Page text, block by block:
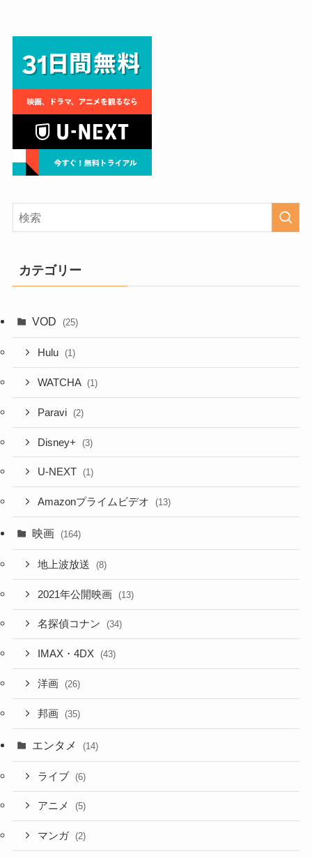
カテゴリー
VOD (25)
Hulu (1)
WATCHA (1)
Paravi (2)
Disney+ (3)
U-NEXT (1)
Amazonプライムビデオ (13)
映画 (164)
地上波放送 (8)
2021年公開映画 (13)
名探偵コナン (34)
IMAX・4DX (43)
洋画 (26)
邦画 (35)
エンタメ (14)
ライブ (6)
アニメ (5)
マンガ (2)